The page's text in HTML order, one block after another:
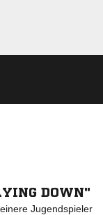
DOWN"
Jugendspieler